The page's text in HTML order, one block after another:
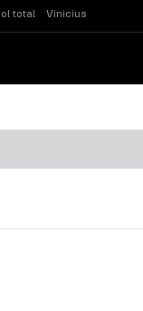
total Vinicius